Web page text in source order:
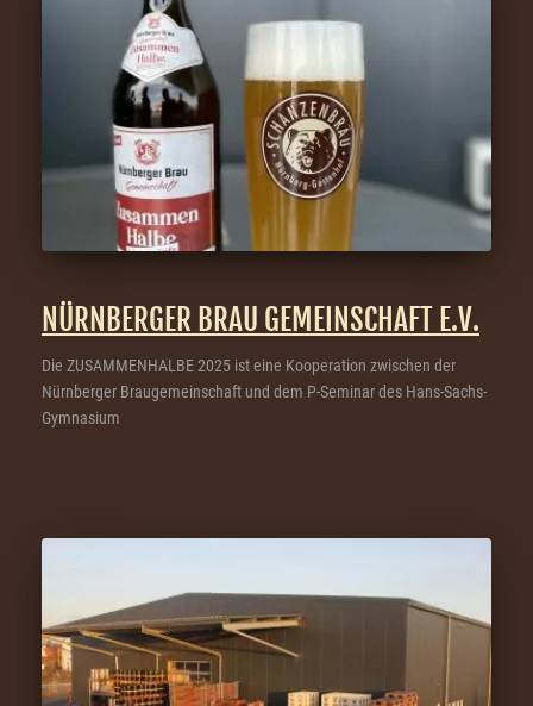
NÜRNBERGER BRAU GEMEINSCHAFT E.V.
Die ZUSAMMENHALBE 2025 ist eine Kooperation zwischen der
Nürnberger Braugemeinschaft und dem P-Seminar des Hans-Sachs-
Gymnasium